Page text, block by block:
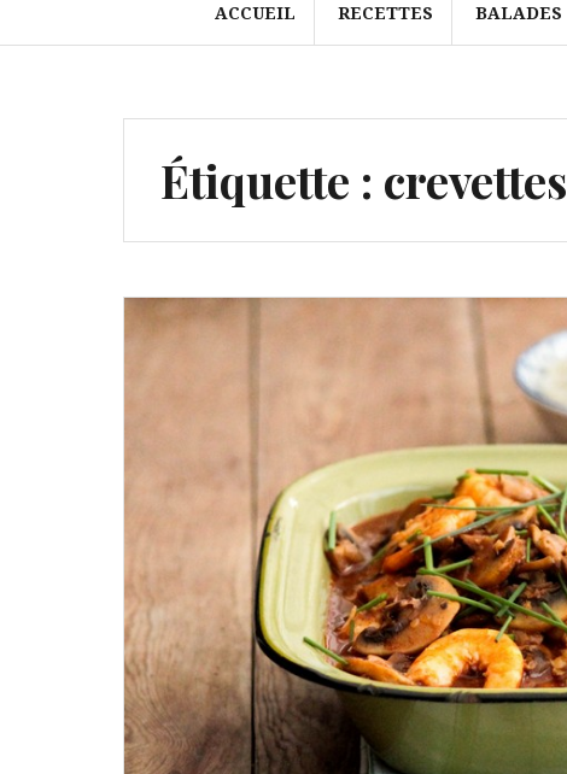
ACCUEIL RECETTES BALADES
Étiquette : crevettes